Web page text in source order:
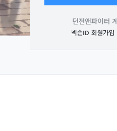
던전앤파이터
넥슨ID 회원가입